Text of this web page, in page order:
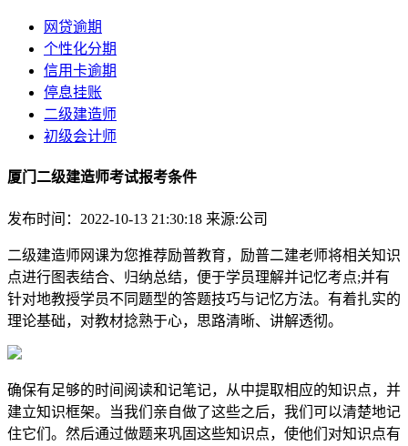
网贷逾期
个性化分期
信用卡逾期
停息挂账
二级建造师
初级会计师
厦门二级建造师考试报考条件
发布时间：2022-10-13 21:30:18 来源:公司
二级建造师网课为您推荐励普教育，励普二建老师将相关知识
点进行图表结合、归纳总结，便于学员理解并记忆考点;并有
针对地教授学员不同题型的答题技巧与记忆方法。有着扎实的
理论基础，对教材捻熟于心，思路清晰、讲解透彻。
确保有足够的时间阅读和记笔记，从中提取相应的知识点，并
建立知识框架。当我们亲自做了这些之后，我们可以清楚地记
住它们。然后通过做题来巩固这些知识点，使他们对知识点有